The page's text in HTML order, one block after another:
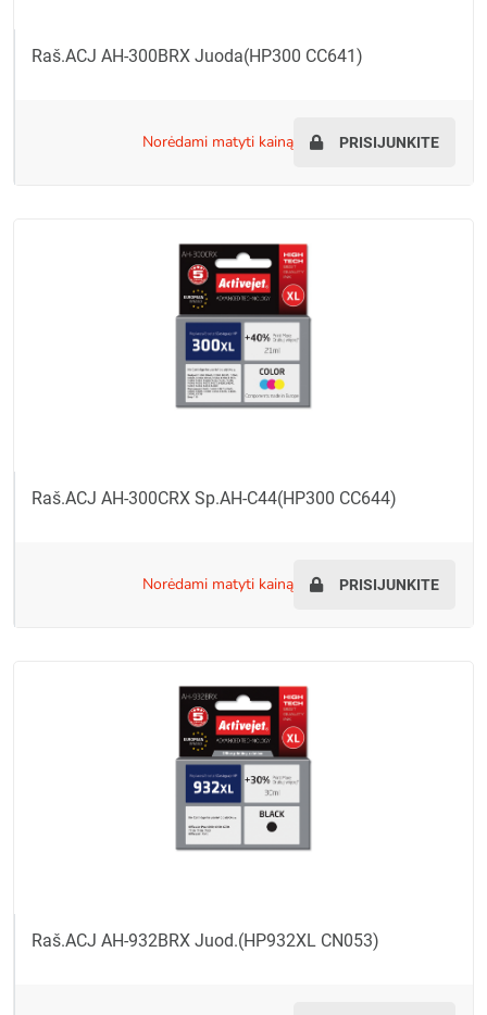
Raš.ACJ AH-300BRX Juoda(HP300 CC641)
norėdami matyti kainą PRISIJUNKITE
Raš.ACJ AH-300CRX Sp.AH-C44(HP300 CC644)
norėdami matyti kainą PRISIJUNKITE
Raš.ACJ AH-932BRX Juod.(HP932XL CN053)